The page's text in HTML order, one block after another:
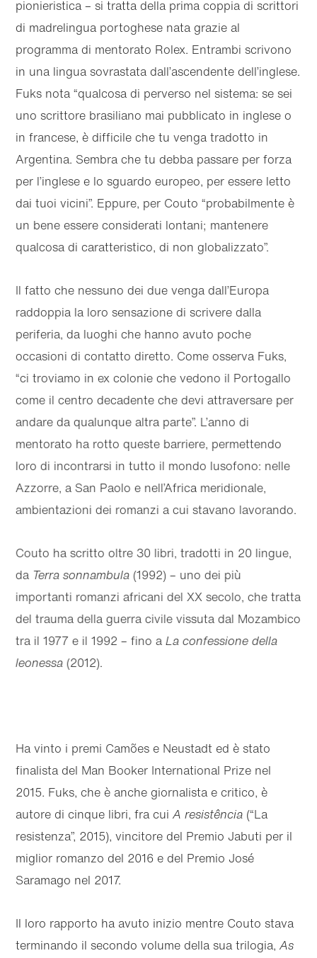
pionieristica – si tratta della prima coppia di scrittori
di madrelingua portoghese nata grazie al
programma di mentorato Rolex. Entrambi scrivono
in una lingua sovrastata dall’ascendente dell’inglese.
Fuks nota “qualcosa di perverso nel sistema: se sei
uno scrittore brasiliano mai pubblicato in inglese o
in francese, è difficile che tu venga tradotto in
Argentina. Sembra che tu debba passare per forza
per l’inglese e lo sguardo europeo, per essere letto
dai tuoi vicini”. Eppure, per Couto “probabilmente è
un bene essere considerati lontani; mantenere
qualcosa di caratteristico, di non globalizzato”.
Il fatto che nessuno dei due venga dall’Europa
raddoppia la loro sensazione di scrivere dalla
periferia, da luoghi che hanno avuto poche
occasioni di contatto diretto. Come osserva Fuks,
“ci troviamo in ex colonie che vedono il Portogallo
come il centro decadente che devi attraversare per
andare da qualunque altra parte”. L’anno di
mentorato ha rotto queste barriere, permettendo
loro di incontrarsi in tutto il mondo lusofono: nelle
Azzorre, a San Paolo e nell’Africa meridionale,
ambientazioni dei romanzi a cui stavano lavorando.
Couto ha scritto oltre 30 libri, tradotti in 20 lingue,
da Terra sonnambula (1992) – uno dei più
importanti romanzi africani del XX secolo, che tratta
del trauma della guerra civile vissuta dal Mozambico
tra il 1977 e il 1992 – fino aLa confessione della
leonessa (2012).
Ha vinto i premi Camões e Neustadt ed è stato
finalista del Man Booker International Prize nel
2015. Fuks, che è anche giornalista e critico, è
autore di cinque libri, fra cuiA resistência (“La
resistenza”, 2015), vincitore del Premio Jabuti per il
miglior romanzo del 2016 e del Premio José
Saramago nel 2017.
Il loro rapporto ha avuto inizio mentre Couto stava
terminando il secondo volume della sua trilogia,As